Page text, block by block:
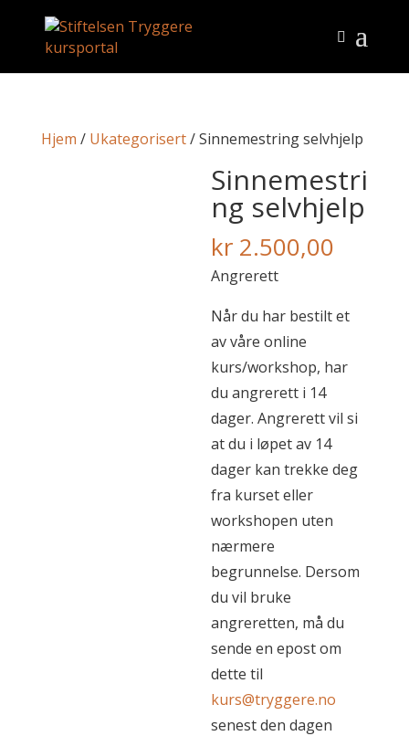
Hjem / Ukategorisert/ Sinnemestring selvhjelp
Sinnemestri
ng selvhjelp
kr 2.500,00
Angrerett
Når du har bestilt et
av våre online
kurs/workshop, har
du angrerett i 14
dager. Angrerett vil si
at du i løpet av 14
dager kan trekke deg
fra kurset eller
workshopen uten
nærmere
begrunnelse. Dersom
du vil bruke
angreretten, må du
sende en epost om
dette til
kurs@tryggere.no
senest den dagen